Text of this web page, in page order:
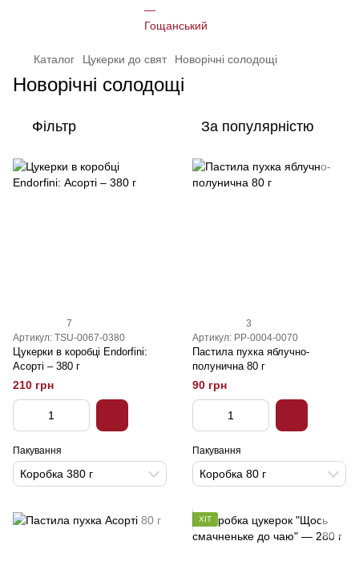
Каталог Цукерки до свят Новорічні солодощі
Новорічні солодощі
Фільтр За популярністю
7
Артикул: TSU-0067-0380
Цукерки в коробці Endorfini:
Асорті – 380 г
210 грн
Пакування
Коробка 380 г
3
Артикул: PP-0004-0070
Пастила пухка яблучно-
полунична 80 г
90 грн
Пакування
Коробка 80 г
ХІТ